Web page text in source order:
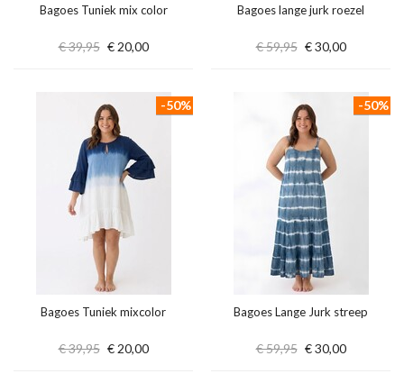
Bagoes Tuniek mix color
€ 39,95 € 20,00
Bagoes lange jurk roezel
€ 59,95 € 30,00
Bagoes Tuniek mixcolor
€ 39,95 € 20,00
-50%
Bagoes Lange Jurk streep
€ 59,95 € 30,00
-50%